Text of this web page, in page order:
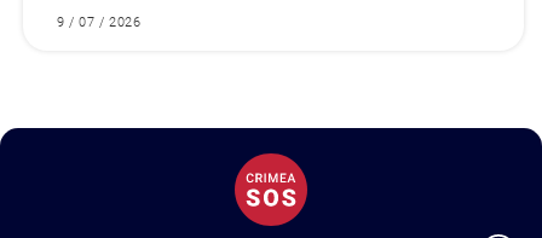
9 / 07 / 2026